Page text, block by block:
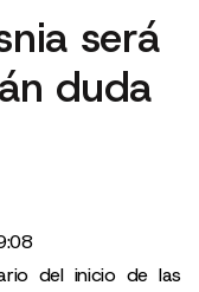
será
duda
del inicio de las